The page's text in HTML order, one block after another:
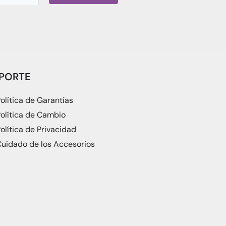
de Garantías
de Cambio
de Privacidad
de los Accesorios